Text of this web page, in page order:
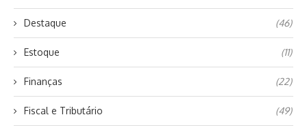
Destaque (46)
Estoque (11)
Finanças (22)
Fiscal e Tributário (49)